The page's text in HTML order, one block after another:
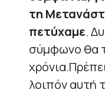
τη
πετύχαμε.
σύμφωνο θα
λοιπόν αυτή